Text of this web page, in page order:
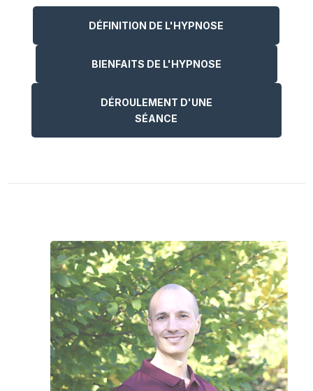
DÉFINITION DE L'HYPNOSE
BIENFAITS DE L'HYPNOSE
DÉROULEMENT D'UNE
SÉANCE